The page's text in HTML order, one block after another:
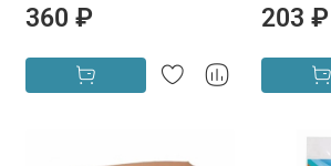
360 ₽ 203 ₽